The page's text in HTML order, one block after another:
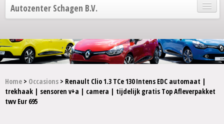
Autozenter Schagen B.V.
Home
Onze auto's
Service en onderhoud
Home > Occasions > Renault Clio 1.3 TCe 130 Intens EDC automaat |
trekhaak | sensoren v+a | camera | tijdelijk gratis Top Afleverpakket
twv Eur 695